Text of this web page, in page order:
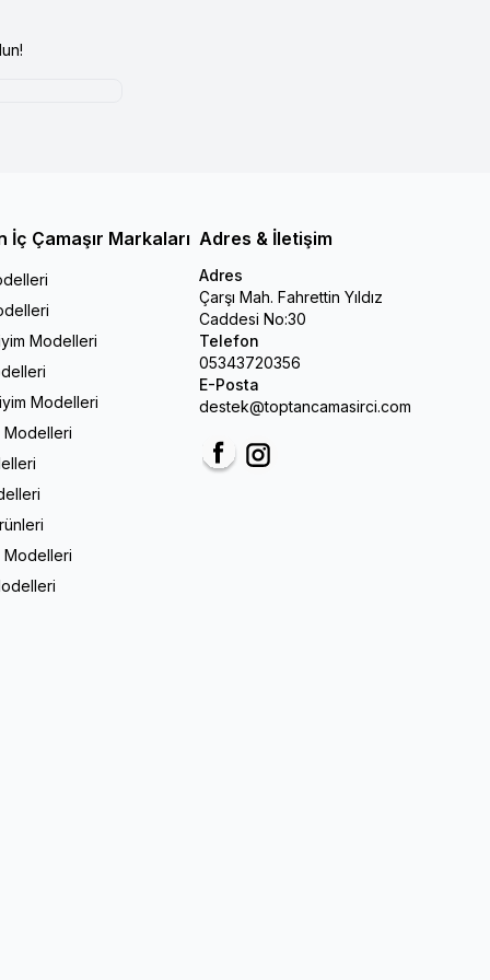
İç Çamaşır Markaları
Modelleri
Modelleri
Modelleri
Modelleri
Adres & İletişim
Adres
Çarşı Mah. Fahrettin Yıldız
Caddesi No:30
Telefon
05343720356
E-Posta
destek@toptancamasirci.com
FacebookInstagram